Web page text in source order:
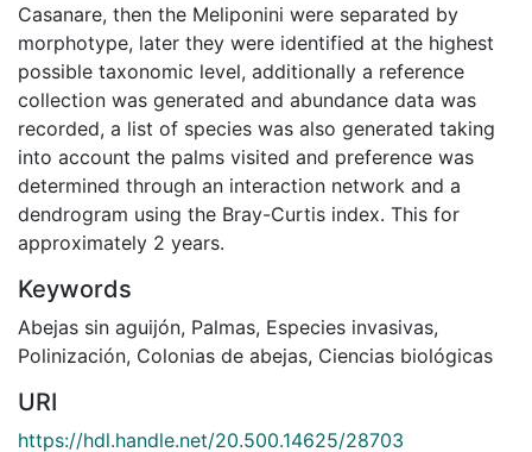
Casanare, then the Meliponini were separated by
morphotype, later they were identified at the highest
possible taxonomic level, additionally a reference
collection was generated and abundance data was
recorded, a list of species was also generated taking
into account the palms visited and preference was
determined through an interaction network and a
dendrogram using the Bray-Curtis index. This for
approximately 2 years.
Keywords
Abejas sin aguijón, Palmas, Especies invasivas,
Polinización, Colonias de abejas, Ciencias biológicas
URI
https://hdl.handle.net/20.500.14625/28703